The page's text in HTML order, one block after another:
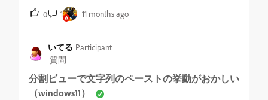
自動的に切り替わっていたのに、ここ2～3ヶ月はタブ部
分を明示的にクリックしないと切り替わらなくなったの
ですが、これはアップデートによる影響なのでしょう
0 1 11 months ago
いてる Participant
質問
分割ビューで文字列のペーストの挙動がおかしい
（windows11）